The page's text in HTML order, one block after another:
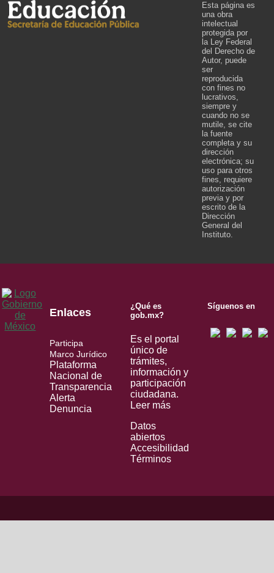
Esta página es
una obra
intelectual
protegida por
la Ley Federal
del Derecho de
Autor, puede
ser
reproducida
con fines no
lucrativos,
siempre y
cuando no se
mutile, se cite
la fuente
completa y su
dirección
electrónica; su
uso para otros
fines, requiere
autorización
previa y por
escrito de la
Dirección
General del
Instituto.
Enlaces
Participa
Marco Jurídico
Plataforma
Nacional de
Transparencia
Alerta
Denuncia
¿Qué es
gob.mx?
Es el portal
único de
trámites,
información y
participación
ciudadana.
Leer más
Datos
abiertos
Accesibilidad
Términos
Síguenos en